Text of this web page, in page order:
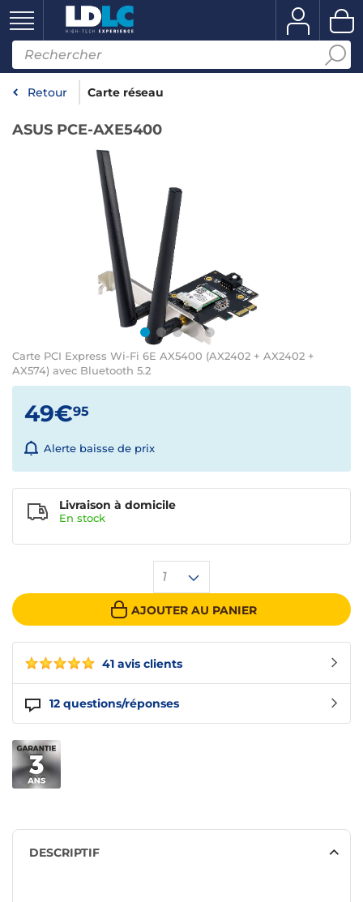
Retour Carte réseau
ASUS PCE-AXE5400
Carte PCI Express Wi-Fi 6E AX5400 (AX2402 + AX2402 +
AX574) avec Bluetooth 5.2
41 avis clients
12 questions/réponses
49€95
Alerte baisse de prix
1
AJOUTER AU PANIER
Livraison à domicile
En stock
DESCRIPTIF